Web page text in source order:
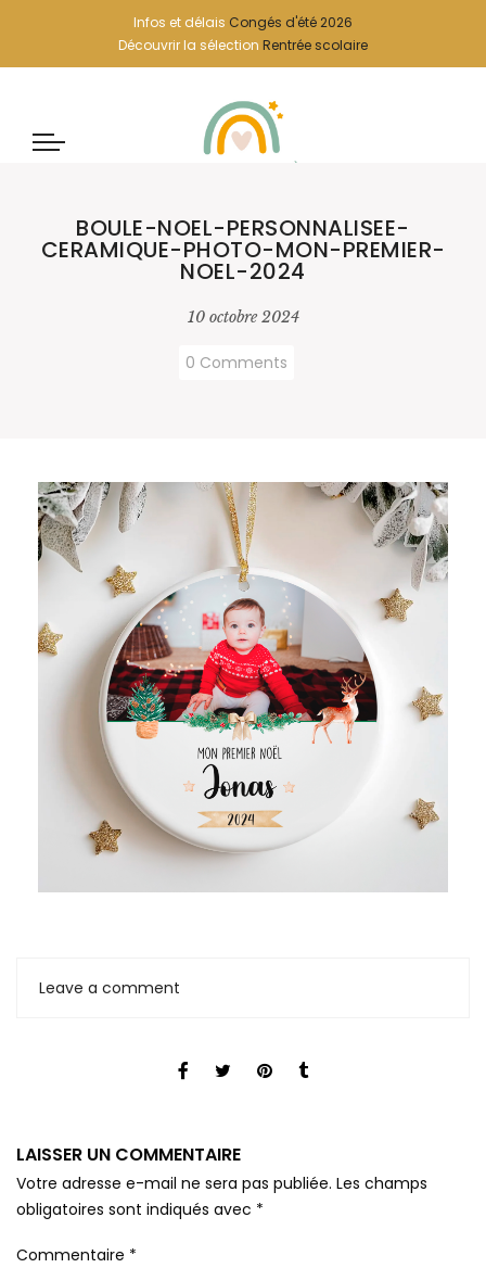
Infos et délais Congés d'été 2026
Découvrir la sélection Rentrée scolaire
BOULE-NOEL-PERSONNALISEE-
CERAMIQUE-PHOTO-MON-PREMIER-
NOEL-2024
10 octobre 2024
0 Comments
Leave a comment
LAISSER UN COMMENTAIRE
Votre adresse e-mail ne sera pas publiée. Les champs
obligatoires sont indiqués avec *
Commentaire *